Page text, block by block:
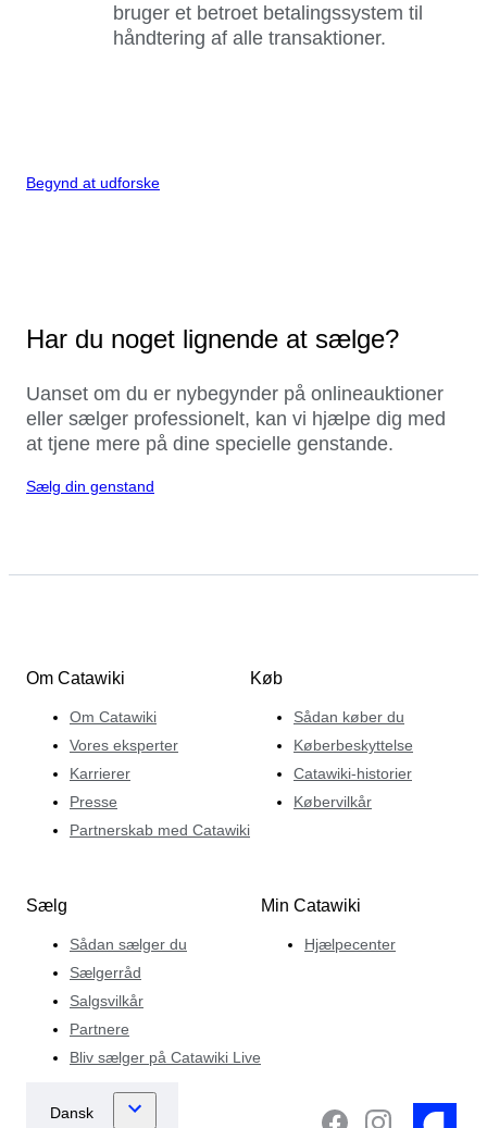
bruger et betroet betalingssystem til
håndtering af alle transaktioner.
Begynd at udforske
Har du noget lignende at sælge?
Uanset om du er nybegynder på onlineauktioner
eller sælger professionelt, kan vi hjælpe dig med
at tjene mere på dine specielle genstande.
Sælg din genstand
Om Catawiki
Om Catawiki
Vores eksperter
Karrierer
Presse
Partnerskab med Catawiki
Køb
Sådan køber du
Køberbeskyttelse
Catawiki-historier
Købervilkår
Sælg
Sådan sælger du
Sælgerråd
Salgsvilkår
Partnere
Bliv sælger på Catawiki Live
Min Catawiki
Hjælpecenter